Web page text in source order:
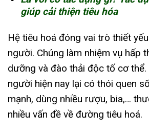
giúp cải thiện tiêu hóa
Hệ tiêu hoá đóng vai trò thiết
người. Chúng làm nhiệm vụ hấp
dưỡng và đào thải độc tố cơ thể.
người hiện nay lại có thói quen
mạnh, dùng nhiều rượu, bia,…
nhiều vấn đề về đường tiêu hoá.